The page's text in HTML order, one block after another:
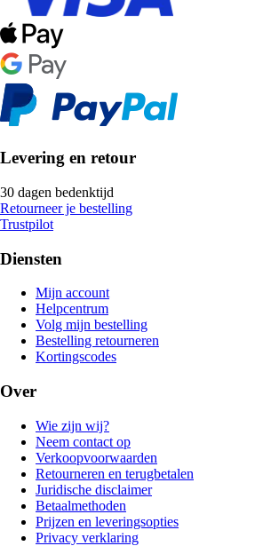
Levering en retour
30 dagen bedenktijd
Retourneer je bestelling
Trustpilot
Diensten
Mijn account
Helpcentrum
Volg mijn bestelling
Bestelling retourneren
Kortingscodes
Over
Wie zijn wij?
Neem contact op
Verkoopvoorwaarden
Retourneren en terugbetalen
Juridische disclaimer
Betaalmethoden
Prijzen en leveringsopties
Privacy verklaring